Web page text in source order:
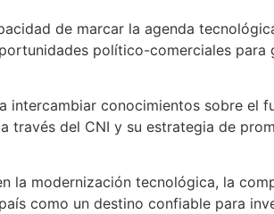
de marcar la agenda
político-comerciales para
intercambiar conocimientos sobre el
través del CNI y su estrategia de
la modernización tecnológica, la
como un destino confiable para